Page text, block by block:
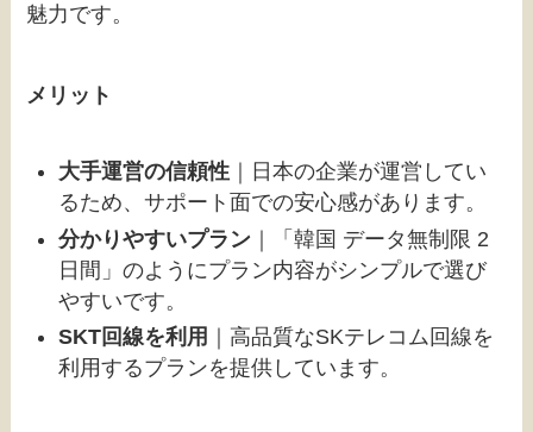
魅力です。
メリット
大手運営の信頼性 ｜日本の企業が運営してい
るため、サポート面での安心感があります。
分かりやすいプラン ｜「韓国 データ無制限 2
日間」のようにプラン内容がシンプルで選び
やすいです。
SKT回線を利用
｜高品質なSKテレコム回線を
利用するプランを提供しています。